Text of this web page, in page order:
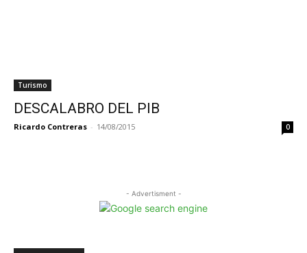
Turismo
DESCALABRO DEL PIB
Ricardo Contreras - 14/08/2015 0
- Advertisment -